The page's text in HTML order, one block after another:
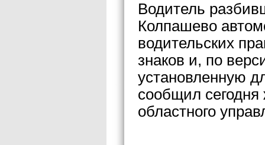
Водитель
Колпашево
водительских
знаков и, по
установленную
сообщил сегодня
областного